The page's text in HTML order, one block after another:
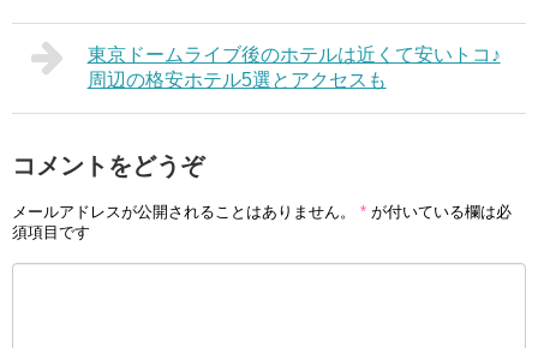
東京ドームライブ後のホテルは近くて安いトコ♪
周辺の格安ホテル5選とアクセスも
コメントをどうぞ
メールアドレスが公開されることはありません。 * が付いている欄は必
須項目です